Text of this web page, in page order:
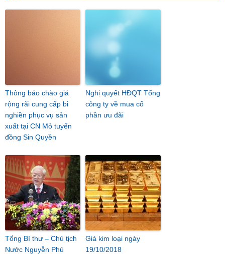
Thông báo chào giá
rộng rãi cung cấp bi
nghiền phục vụ sản
xuất tại CN Mỏ tuyển
đồng Sin Quyền
Nghị quyết HĐQT Tổng
công ty về mua cổ
phần ưu đãi
Tổng Bí thư – Chủ tịch
Nước Nguyễn Phú
Giá kim loại ngày
19/10/2018